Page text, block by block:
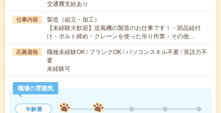
交通費支給あり
仕事内容
製造（組立・加工）
【未経験大歓迎】送風機の製造のお仕事です！・部品組付
け・ボルト締め・クレーンを使った吊り作業・その他…
応募資格
職種未経験OK / ブランクOK / パソコンスキル不要 / 英語力不
要
未経験可
職場の雰囲気
年齢層